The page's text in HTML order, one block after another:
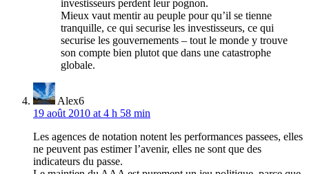
investisseurs perdent leur pognon.
Mieux vaut mentir au peuple pour qu’il se tienne
tranquille, ce qui securise les investisseurs, ce qui
securise les gouvernements – tout le monde y trouve
son compte bien plutot que dans une catastrophe
globale.
Alex6
19 août 2010 at 4 h 58 min
Les agences de notation notent les performances passees, elles
ne peuvent pas estimer l’avenir, elles ne sont que des
indicateurs du passe.